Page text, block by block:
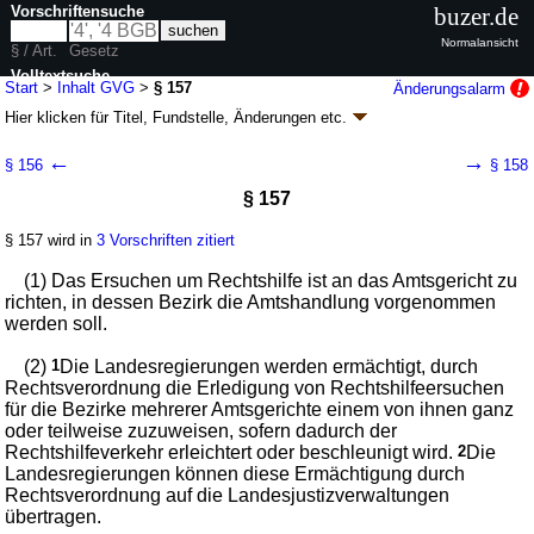
Start > Inhalt GVG >§ 157
Änderungsalarm
Hier klicken fürTitel, Fundstelle, Änderungen etc.
BGBl. 2026 I Nr. 198
91 weitere Fassungen | wird in 497 Vorschriften zitiert
Dreizehnter Titel Rechtshilfe
§ 156 ← → § 158
§ 157
§ 157 wird in3 Vorschriften zitiert
(1) Das Ersuchen um Rechtshilfe ist an das Amtsgericht zu
richten, in dessen Bezirk die Amtshandlung vorgenommen
werden soll.
(2)1Die Landesregierungen werden ermächtigt, durch
Rechtsverordnung die Erledigung von Rechtshilfeersuchen
für die Bezirke mehrerer Amtsgerichte einem von ihnen ganz
oder teilweise zuzuweisen, sofern dadurch der
Rechtshilfeverkehr erleichtert oder beschleunigt wird.2Die
Landesregierungen können diese Ermächtigung durch
Rechtsverordnung auf die Landesjustizverwaltungen
übertragen.
Vorschriftensuche
§ / Art.
Gesetz
Volltextsuche
nur in GVG
buzer.de
Normalansicht